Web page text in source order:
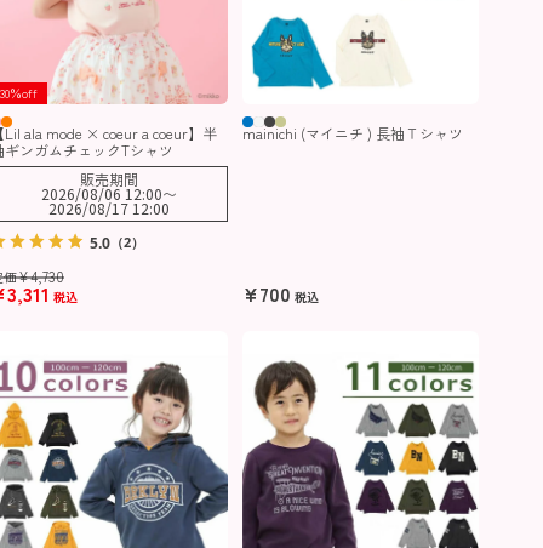
30％off
Lil ala mode × coeur a coeur】半
ギンガムチェックTシャツ
価¥4,730
3,311 税込
5.0 （2）
販売期間
2026/08/06 12:00〜
2026/08/17 12:00
mainichi (マイニチ ) 長袖Ｔシャツ
¥700 税込